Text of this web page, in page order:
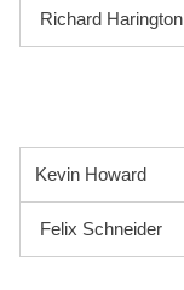
Richard Harington
Kevin Howard
Felix Schneider